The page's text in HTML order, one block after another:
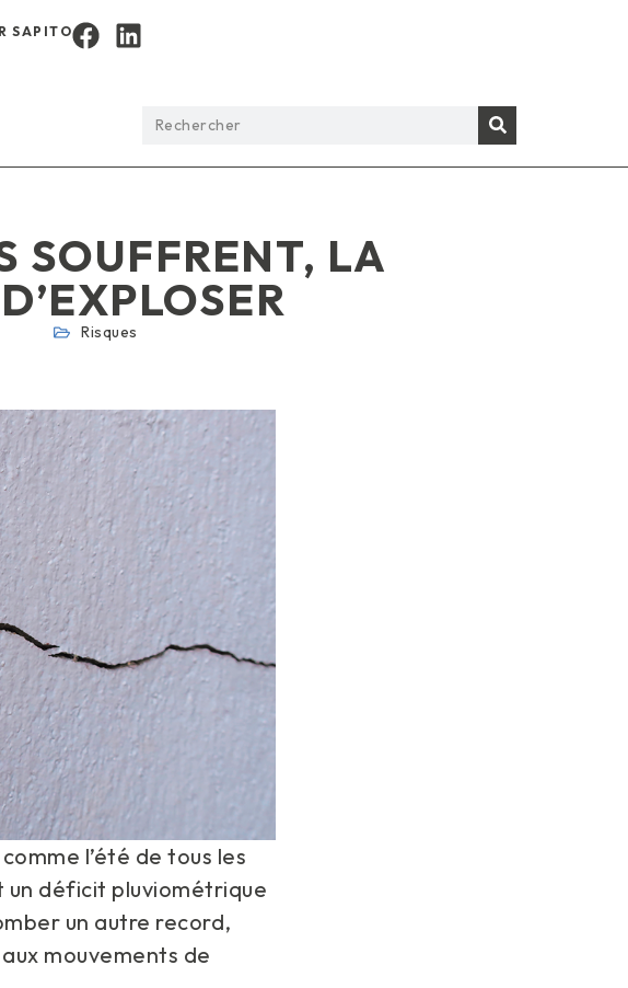
SAPITO
SOUFFRENT, LA
Risques
l’été de tous les
un déficit pluviométrique
un autre record,
mouvements de